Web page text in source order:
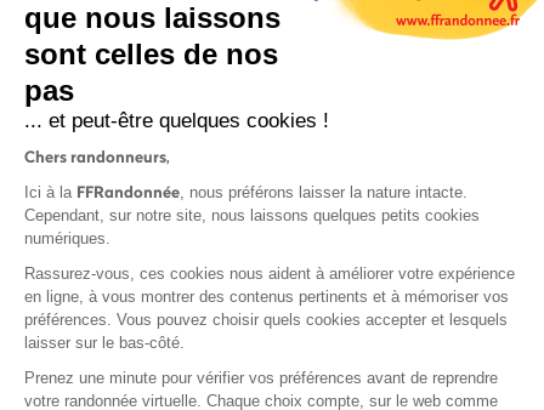
Protection des données
Politique de confidentialité
que nous laissons
sont celles de nos
pas
... et peut-être quelques cookies !
Chers randonneurs,
Ici à la FFRandonnée, nous préférons laisser la nature intacte.
Cependant, sur notre site, nous laissons quelques petits cookies
numériques.
Rassurez-vous, ces cookies nous aident à améliorer votre expérience
en ligne, à vous montrer des contenus pertinents et à mémoriser vos
préférences. Vous pouvez choisir quels cookies accepter et lesquels
laisser sur le bas-côté.
Prenez une minute pour vérifier vos préférences avant de reprendre
votre randonnée virtuelle. Chaque choix compte, sur le web comme